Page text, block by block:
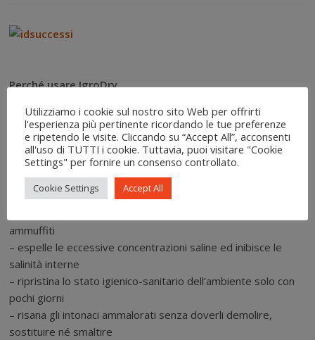
Perché usare IgroDry
IgroDry 2301 supera per efficacia ed economia ogni altro
prodotto in commercioperché …
– offre la totale soluzione all’umidità con un unico prodotto
sicuro e bioecologico
– non è inquinante né maleodorante e permette di
intervenire anche in presenza di inquilini
ammuffiti
– espelle le eccessive concentrazioni saline ed inibisce le
salinità interne
– ripristina lo stato igienico-sanitario dell’ambiente solo con
pochi giorni
– risana gli intonaci ammalorati senza doverli demolire,
sostituire né smaltire
Utilizziamo i cookie sul nostro sito Web per offrirti
l'esperienza più pertinente ricordando le tue preferenze
e ripetendo le visite. Cliccando su “Accept All”, acconsenti
all'uso di TUTTI i cookie. Tuttavia, puoi visitare "Cookie
Settings" per fornire un consenso controllato.
Cookie Settings Accept All